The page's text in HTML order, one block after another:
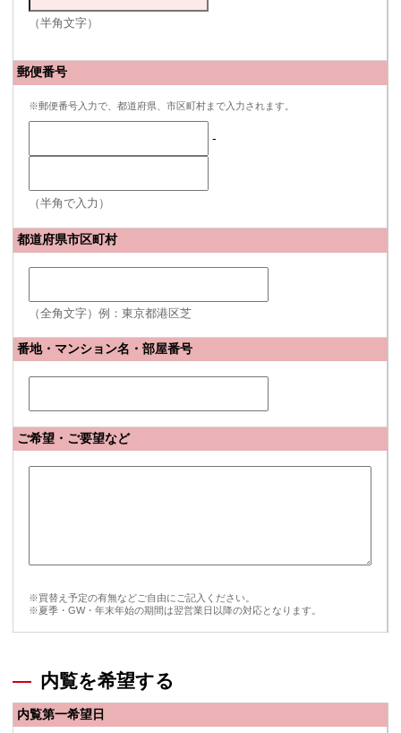
（半角文字）
郵便番号
※郵便番号入力で、都道府県、市区町村まで入力されます。
-
（半角で入力）
都道府県市区町村
（全角文字）例：東京都港区芝
番地・マンション名・部屋番号
ご希望・ご要望など
※買替え予定の有無などご自由にご記入ください。
※夏季・GW・年末年始の期間は翌営業日以降の対応となります。
内覧を希望する
内覧第一希望日